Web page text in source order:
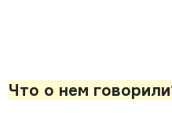
Что о нем